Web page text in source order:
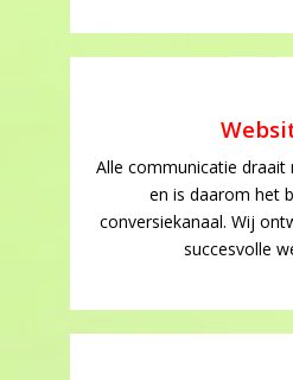
Alle communicatie
en is daarom het
conversiekanaal. Wij
succesvolle